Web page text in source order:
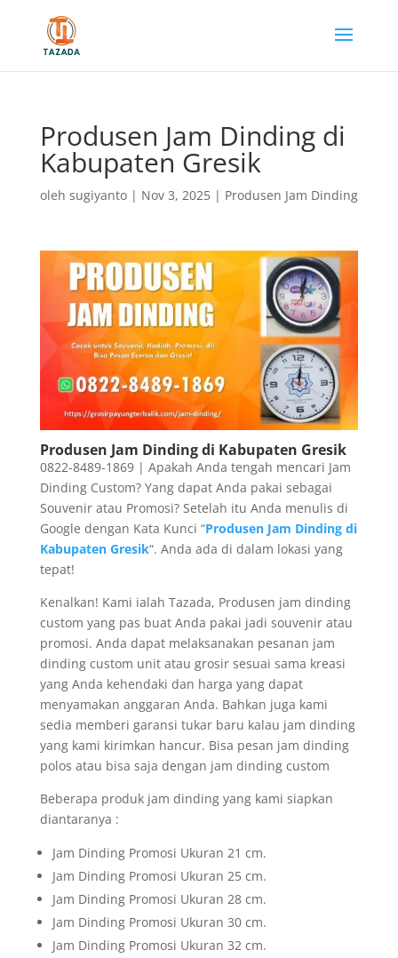
Produsen Jam Dinding di
Kabupaten Gresik
oleh sugiyanto| Nov 3, 2025| Produsen Jam Dinding
Produsen Jam Dinding di Kabupaten Gresik
0822-8489-1869 | Apakah Anda tengah mencari Jam
Dinding Custom? Yang dapat Anda pakai sebagai
Souvenir atau Promosi? Setelah itu Anda menulis di
Google dengan Kata Kunci “Produsen Jam Dinding di
Kabupaten Gresik“. Anda ada di dalam lokasi yang
tepat!
Kenalkan! Kami ialah Tazada, Produsen jam dinding
custom yang pas buat Anda pakai jadi souvenir atau
promosi. Anda dapat melaksanakan pesanan jam
dinding custom unit atau grosir sesuai sama kreasi
yang Anda kehendaki dan harga yang dapat
menyamakan anggaran Anda. Bahkan juga kami
sedia memberi garansi tukar baru kalau jam dinding
yang kami kirimkan hancur. Bisa pesan jam dinding
polos atau bisa saja dengan jam dinding custom
Beberapa produk jam dinding yang kami siapkan
diantaranya :
Jam Dinding Promosi Ukuran 21 cm.
Jam Dinding Promosi Ukuran 25 cm.
Jam Dinding Promosi Ukuran 28 cm.
Jam Dinding Promosi Ukuran 30 cm.
Jam Dinding Promosi Ukuran 32 cm.